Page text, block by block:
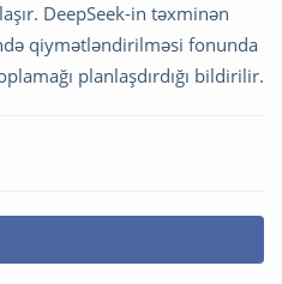
DeepSeek-in təxminən
qiymətləndirilməsi fonunda
planlaşdırdığı bildirilir.